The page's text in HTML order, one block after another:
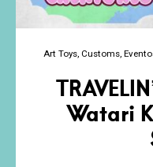
Art Toys Customs
Watari